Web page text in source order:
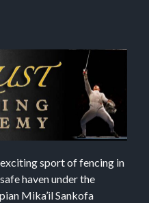
sport of fencing in
haven under the
Mika’il Sankofa